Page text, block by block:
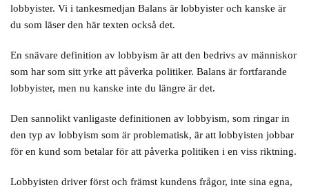
lobbyister. Vi i tankesmedjan Balans är lobbyister och kanske är
du som läser den här texten också det.
En snävare definition av lobbyism är att den bedrivs av människor
som har som sitt yrke att påverka politiker. Balans är fortfarande
lobbyister, men nu kanske inte du längre är det.
Den sannolikt vanligaste definitionen av lobbyism, som ringar in
den typ av lobbyism som är problematisk, är att lobbyisten jobbar
för en kund som betalar för att påverka politiken i en viss riktning.
Lobbyisten driver först och främst kundens frågor, inte sina egna,